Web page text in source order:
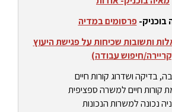
בוכניק-פרסומים במדיה
ותשובות שכיחות על פגישת היעוץ
חיפוש עבודה)
בדיקה ושדרוג קורות חיים
קורות חיים למשרה ספציפית
נכונה למשרות הנכונות